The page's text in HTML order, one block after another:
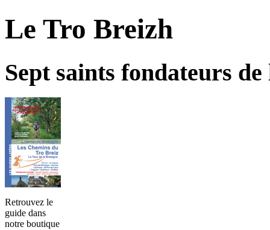
Le Tro Breizh
Sept saints fondateurs
Retrouvez le
guide dans
notre boutique